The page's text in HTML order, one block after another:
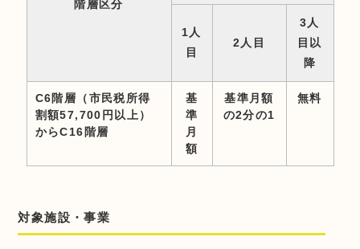
階層区分
1人
目
2人目
3人
目以
降
C6階層（市民税所得
割額57,700円以上）
からC16階層
基
準
月
額
基準月額
の2分の1
無料
対象施設・事業